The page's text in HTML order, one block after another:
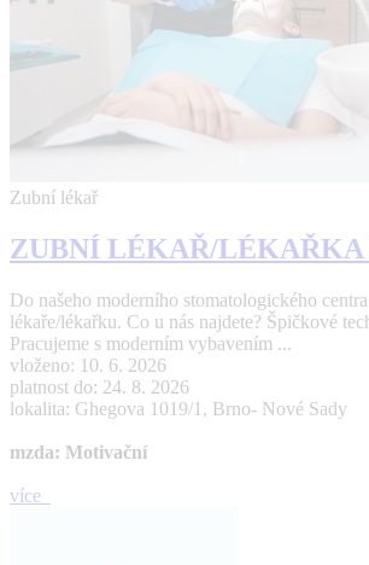
Zubní lékař
ZUBNÍ LÉKAŘ/LÉKAŘKA
Do našeho moderního stomatologického
lékaře/lékařku. Co u nás najdete? Špičkové
Pracujeme s moderním vybavením ...
vloženo: 10. 6. 2026
platnost do: 24. 8. 2026
lokalita: Ghegova 1019/1, Brno- Nové Sady
mzda: Motivační
více